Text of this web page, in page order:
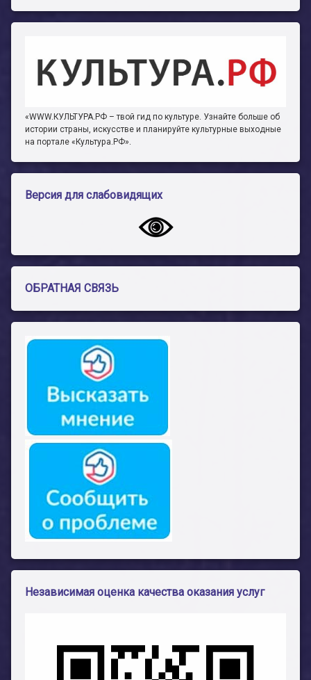
«WWW.КУЛЬТУРА.РФ – твой гид по культуре. Узнайте больше об
истории страны, искусстве и планируйте культурные выходные
на портале «Культура.РФ».
Версия для слабовидящих
ОБРАТНАЯ СВЯЗЬ
Независимая оценка качества оказания услуг